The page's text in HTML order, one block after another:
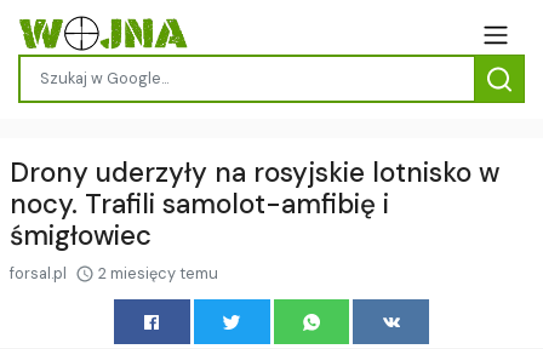
Drony uderzyły na rosyjskie lotnisko w
nocy. Trafili samolot-amfibię i
śmigłowiec
forsal.pl 2 miesięcy temu